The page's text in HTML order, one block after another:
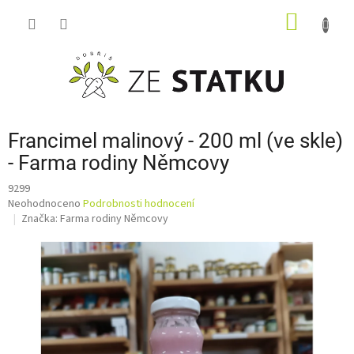
Francimel malinový - 200 ml (ve skle)
- Farma rodiny Němcovy
9299
Průměrné
hodnocení
hvězdiček.
Neohodnoceno Podrobnosti hodnocení
Značka: Farma rodiny Němcovy